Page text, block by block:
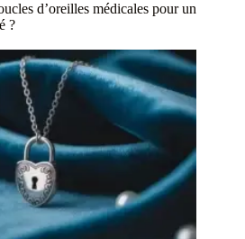
d’oreilles médicales pour un
?